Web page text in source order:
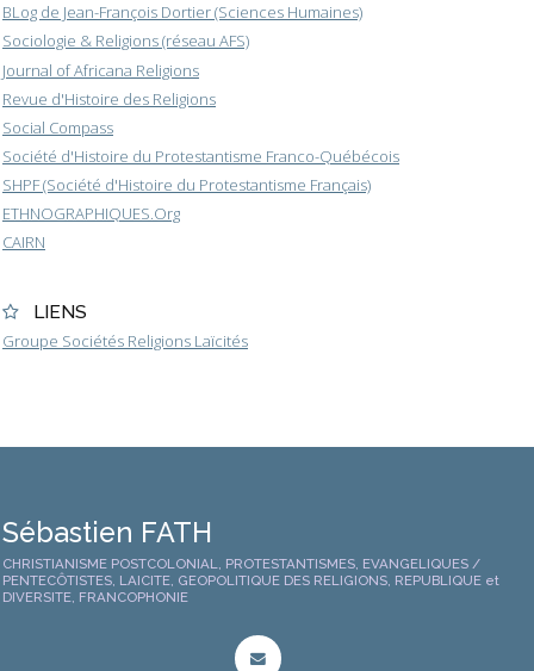
BLog de Jean-François Dortier (Sciences Humaines)
Sociologie & Religions (réseau AFS)
Journal of Africana Religions
Revue d'Histoire des Religions
Social Compass
Société d'Histoire du Protestantisme Franco-Québécois
SHPF (Société d'Histoire du Protestantisme Français)
ETHNOGRAPHIQUES.Org
CAIRN
LIENS
Groupe Sociétés Religions Laïcités
Sébastien FATH
CHRISTIANISME POSTCOLONIAL, PROTESTANTISMES, EVANGELIQUES /
PENTECÔTISTES, LAICITE, GEOPOLITIQUE DES RELIGIONS, REPUBLIQUE et
DIVERSITE, FRANCOPHONIE